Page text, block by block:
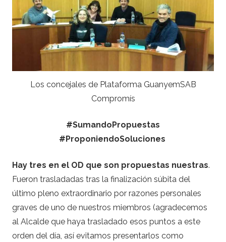
Los concejales de Plataforma GuanyemSAB
Compromís
#SumandoPropuestas
#ProponiendoSoluciones
Hay tres en el OD que son propuestas nuestras.
Fueron trasladadas tras la finalización súbita del
último pleno extraordinario por razones personales
graves de uno de nuestros miembros (agradecemos
al Alcalde que haya trasladado esos puntos a este
orden del día, así evitamos presentarlos como